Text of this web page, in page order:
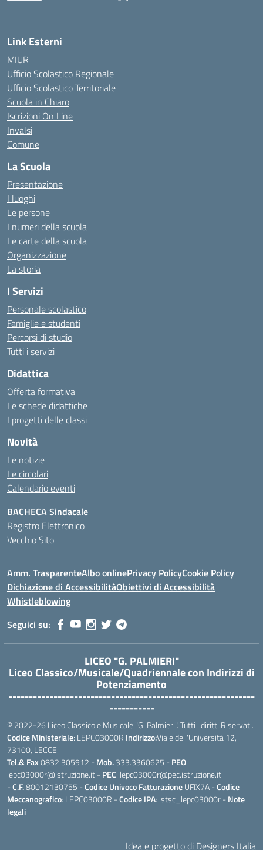
Link Esterni
MIUR
Ufficio Scolastico Regionale
Ufficio Scolastico Territoriale
Scuola in Chiaro
Iscrizioni On Line
Invalsi
Comune
La Scuola
Presentazione
I luoghi
Le persone
I numeri della scuola
Le carte della scuola
Organizzazione
La storia
I Servizi
Personale scolastico
Famiglie e studenti
Percorsi di studio
Tutti i servizi
Didattica
Offerta formativa
Le schede didattiche
I progetti delle classi
Novità
Le notizie
Le circolari
Calendario eventi
BACHECA Sindacale
Registro Elettronico
Vecchio Sito
Amm. TrasparenteAlbo onlinePrivacy PolicyCookie Policy
Dichiazione di AccessibilitàObiettivi di Accessibilità
Whistleblowing
Seguici su:
LICEO "G. PALMIERI"
Liceo Classico/Musicale/Quadriennale con Indirizzi di
Potenziamento
------------------------------------------------------------
-----------
© 2022-26 Liceo Classico e Musicale "G. Palmieri". Tutti i diritti Riservati.
Codice Ministeriale: LEPC03000R Indirizzo:Viale dell'Università 12,
73100, LECCE.
Tel.& Fax0832.305912 - Mob.333.3360625 - PEO:
lepc03000r@istruzione.it - PEC: lepc03000r@pec.istruzione.it
-C.F.80012130755 -Codice Univoco FatturazioneUFIX7A -Codice
Meccanografico: LEPC03000R -Codice IPA: istsc_lepc03000r - Note
legali
Idea e progetto di Designers Italia